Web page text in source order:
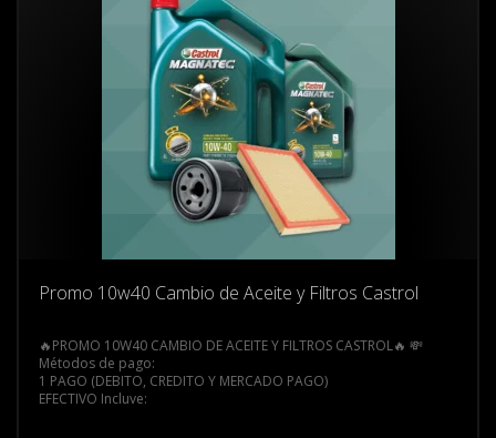
Promo 10w40 Cambio de Aceite y Filtros Castrol
🔥PROMO 10W40 CAMBIO DE ACEITE Y FILTROS CASTROL🔥 💸
Métodos de pago:
1 PAGO (DEBITO, CREDITO Y MERCADO PAGO)
EFECTIVO Incluye: